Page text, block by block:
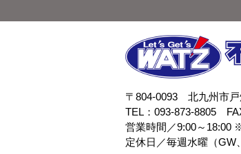
〒804-0093 北九州市戸
TEL：093-873-8805
営業時間／9:00～18:00
定休日／毎週水曜（GW